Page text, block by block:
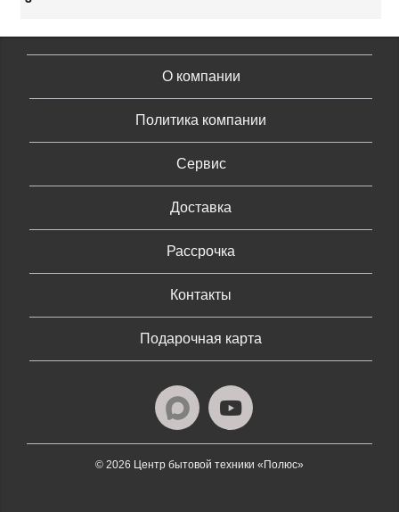
О компании
Политика компании
Сервис
Доставка
Рассрочка
Контакты
Подарочная карта
© 2026 Центр бытовой техники «Полюс»